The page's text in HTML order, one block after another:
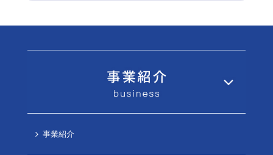
事業紹介